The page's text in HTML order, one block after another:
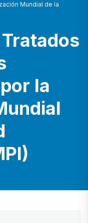
Mundial de la
la